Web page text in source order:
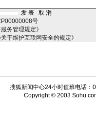
号
务管理规定》
于维护互联网安全的规定》
搜狐新闻中心24小时值班电话
Copyright © 2003